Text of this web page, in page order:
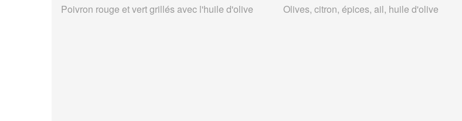
Poivron rouge et vert grillés avec l'huile d'olive Olives, citron, épices, ail, huile d'olive